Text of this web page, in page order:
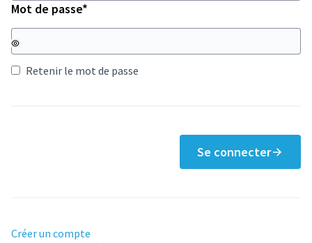
Mot de passe*
Retenir le mot de passe
Se connecter
Créer un compte